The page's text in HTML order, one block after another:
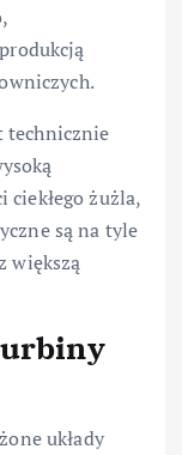
technicznie
ciekłego żużla,
są na tyle
większą
układy